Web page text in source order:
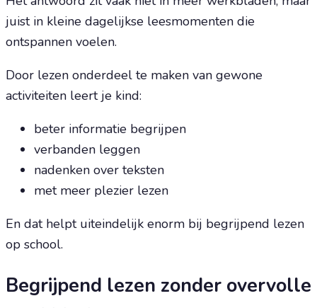
juist in kleine dagelijkse leesmomenten die
ontspannen voelen.
Door lezen onderdeel te maken van gewone
activiteiten leert je kind:
beter informatie begrijpen
verbanden leggen
nadenken over teksten
met meer plezier lezen
En dat helpt uiteindelijk enorm bij begrijpend lezen
op school.
Begrijpend lezen zonder overvolle